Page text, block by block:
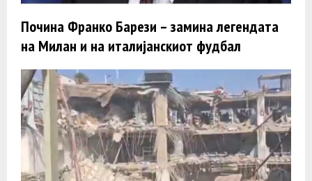
Почина Франко Барези – замина легендата
на Милан и на италијанскиот фудбал